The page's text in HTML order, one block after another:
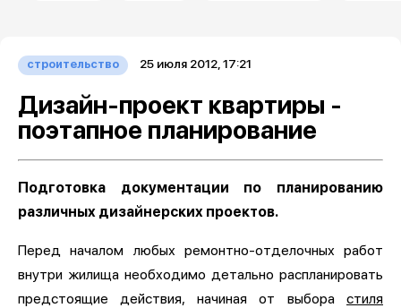
строительство 25 июля 2012, 17:21
Дизайн-проект квартиры -
поэтапное планирование
Подготовка документации по планированию
различных дизайнерских проектов.
Перед началом любых ремонтно-отделочных работ
внутри жилища необходимо детально распланировать
предстоящие действия, начиная от выбора стиля